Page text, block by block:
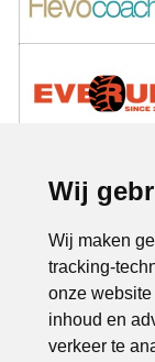
Wij
Wij maken
tracking-
onze
inhoud en
verkeer te